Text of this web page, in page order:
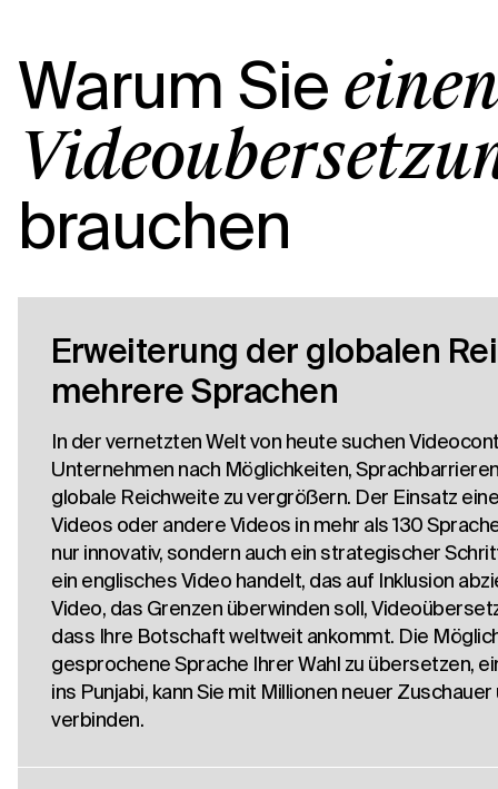
Warum Sie
brauchen
Erweiterung der globalen
mehrere Sprachen
In der vernetzten Welt von heute suchen
Unternehmen nach Möglichkeiten,
globale Reichweite zu vergrößern. Der Einsatz
Videos oder andere Videos in mehr als 130
nur innovativ, sondern auch ein strategischer
ein englisches Video handelt, das auf Inklusion
Video, das Grenzen überwinden soll,
dass Ihre Botschaft weltweit ankommt. Die
gesprochene Sprache Ihrer Wahl zu übersetzen,
ins Punjabi, kann Sie mit Millionen neuer
verbinden.